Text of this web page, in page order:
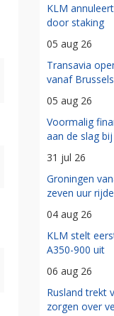
KLM
door staking
05 aug 26
Transavia
vanaf
05 aug 26
Voormalig
aan de slag
31 jul 26
Groningen
zeven uur
04 aug 26
KLM stelt
A350-900 uit
06 aug 26
Rusland trekt
zorgen over